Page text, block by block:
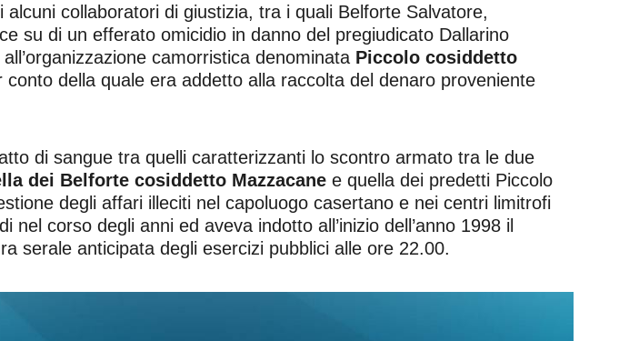
alcuni collaboratori di giustizia, tra i quali Belforte Salvatore,
su di un efferato omicidio in danno del pregiudicato Dallarino
camorristica denominata Piccolo cosiddetto
della quale era addetto alla raccolta del denaro proveniente
di sangue tra quelli caratterizzanti lo scontro armato tra le due
dei Belforte cosiddetto Mazzacane e quella dei predetti Piccolo
degli affari illeciti nel capoluogo casertano e nei centri limitrofi
corso degli anni ed aveva indotto all’inizio dell’anno 1998 il
serale anticipata degli esercizi pubblici alle ore 22.00.